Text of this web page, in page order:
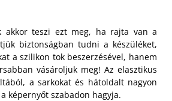
akkor teszi ezt meg, ha rajta van a
biztonságban tudni a készüléket,
a szilikon tok beszerzésével, hanem
vásároljuk meg! Az elasztikus
a sarkokat és hátoldalt nagyon
képernyőt szabadon hagyja.